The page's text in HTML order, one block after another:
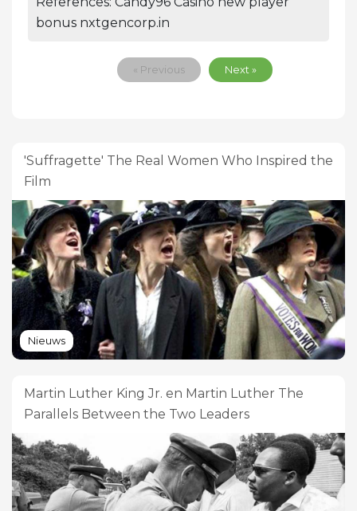
bonus nxtgencorp.in
« Previous Next »
'Suffragette' The Real Women Who Inspired the
Film
Nieuws
Martin Luther King Jr. en Martin Luther The
Parallels Between the Two Leaders